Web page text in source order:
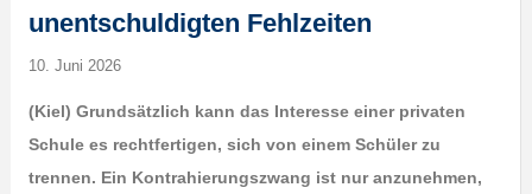
unentschuldigten Fehlzeiten
10. Juni 2026
(Kiel) Grundsätzlich kann das Interesse einer privaten
Schule es rechtfertigen, sich von einem Schüler zu
trennen. Ein Kontrahierungszwang ist nur anzunehmen,